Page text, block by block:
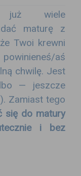
już wiele
maturę z
Twoi krewni
aś
chwilę. Jest
— jeszcze
Zamiast tego
się do matury
i bez